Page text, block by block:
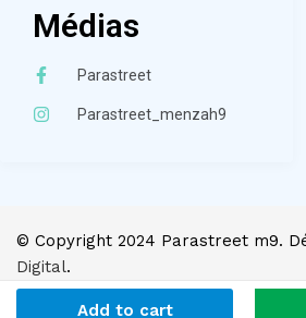
Add to cart
Médias
Parastreet
Parastreet_menzah9
© Copyright 2024 Parastreet m9.
Digital.